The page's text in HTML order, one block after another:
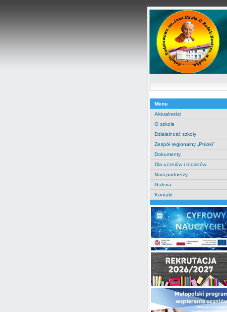
Menu
Aktualności
O szkole
Działalność szkoły
Zespół regionalny „Pnioki”
Dokumenty
Dla uczniów i rodziców
Nasi partnerzy
Galeria
Kontakt